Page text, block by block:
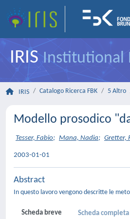
IRISInstitutional
IRIS Catalogo Ricerca FBK 5 Altro
Modello prosodico
Tesser, Fabio; Mana, Nadia; Gretter,
2003-01-01
Abstract
In questo lavoro vengono descritte le
Scheda breve Scheda completa